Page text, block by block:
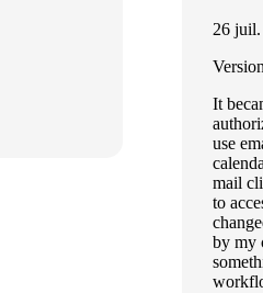
26
It
use
mail
to
by my